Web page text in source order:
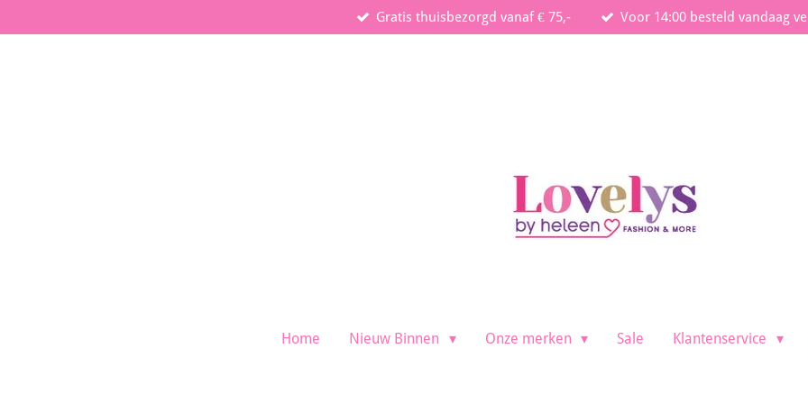
direct
Gratis thuisbezorgd vanaf € 75,- Voor 14:00 besteld vandaag
Home Nieuw Binnen Onze merken Sale Klantenservice